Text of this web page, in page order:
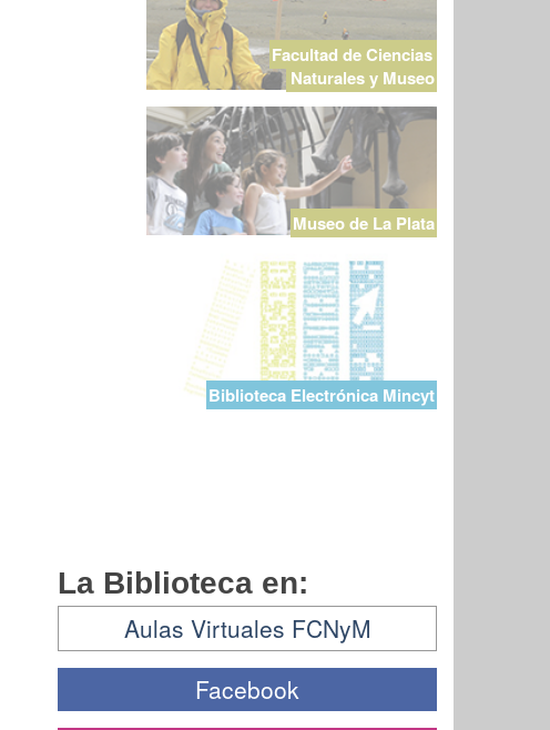
Facultad de Ciencias
Naturales y Museo
Museo de La Plata
Biblioteca Electrónica Mincyt
La Biblioteca en:
Aulas Virtuales FCNyM
Facebook